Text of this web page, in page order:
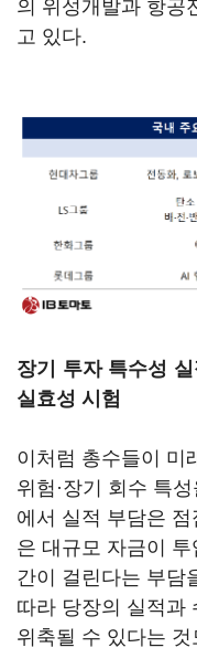
의 위성개발과 항공
고 있다.
장기 투자 특수성
실효성 시험
이처럼 총수들이 미
위험·장기 회수 특
에서 실적 부담은
은 대규모 자금이 투
간이 걸린다는 부담
따라 당장의 실적과
위축될 수 있다는 것